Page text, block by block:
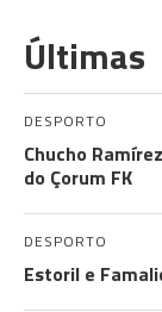
Últimas
DESPORTO
Chucho
do Çorum FK
DESPORTO
Estoril e